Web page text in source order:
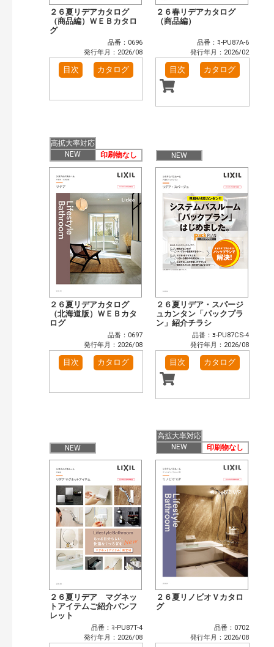
２６夏リデアカタログ
（商品編）ＷＥＢカタロ
グ
品番：0696
発行年月：2026/08
目次 カタログ
２６春リデアカタログ
（商品編）
品番：ﾖ-PU87A-6
発行年月：2026/02
目次 カタログ
高拡大率対応
NEW
印刷物なし
２６夏リデアカタログ
（北海道版）ＷＥＢカタ
ログ
品番：0697
発行年月：2026/08
目次 カタログ
NEW
２６夏リデア・スパージ
ュカンタン「パックプラ
ン」紹介チラシ
品番：ﾖ-PU87CS-4
発行年月：2026/08
目次 カタログ
NEW
２６夏リデア マグネッ
トアイテムご紹介パンフ
レット
品番：ﾖ-PU87T-4
発行年月：2026/08
高拡大率対応
NEW
印刷物なし
２６夏リノビオＶカタロ
グ
品番：0702
発行年月：2026/08